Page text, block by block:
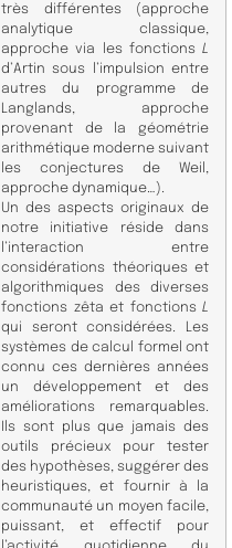
très différentes (approche
analytique classique,
approche via les fonctions L
d’Artin sous l’impulsion entre
autres du programme de
Langlands, approche
provenant de la géométrie
arithmétique moderne suivant
les conjectures de Weil,
approche dynamique…).
Un des aspects originaux de
notre initiative réside dans
l’interaction entre
considérations théoriques et
algorithmiques des diverses
fonctions zêta et fonctions L
qui seront considérées. Les
systèmes de calcul formel ont
connu ces dernières années
un développement et des
améliorations remarquables.
Ils sont plus que jamais des
outils précieux pour tester
des hypothèses, suggérer des
heuristiques, et fournir à la
communauté un moyen facile,
puissant, et effectif pour